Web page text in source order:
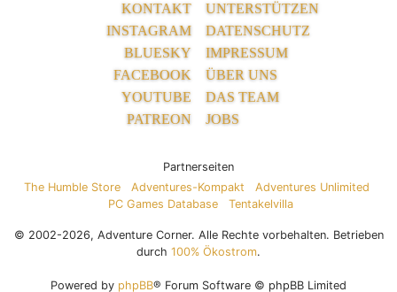
KONTAKT
INSTAGRAM
BLUESKY
FACEBOOK
YOUTUBE
PATREON
UNTERSTÜTZEN
DATENSCHUTZ
IMPRESSUM
ÜBER UNS
DAS TEAM
JOBS
Partnerseiten
The Humble Store
Adventures-Kompakt
Adventures Unlimited
PC Games Database
Tentakelvilla
© 2002-2026, Adventure Corner. Alle Rechte vorbehalten. Betrieben
durch 100% Ökostrom.
Powered by phpBB® Forum Software © phpBB Limited